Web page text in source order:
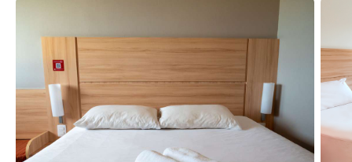
Подробная информация